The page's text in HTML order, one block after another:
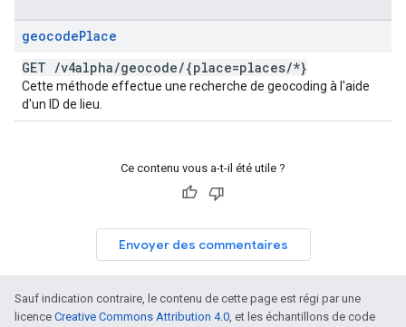
geocodePlace
GET /v4alpha/geocode/{place=places/*}
Cette méthode effectue une recherche de geocoding à l'aide
d'un ID de lieu.
Ce contenu vous a-t-il été utile ?
Envoyer des commentaires
Sauf indication contraire, le contenu de cette page est régi par une
licence Creative Commons Attribution 4.0, et les échantillons de code